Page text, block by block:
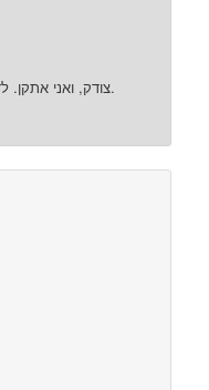
צודק, ואני אתקן. לדעתי התרגום המתאים הוא שונר בוהק.